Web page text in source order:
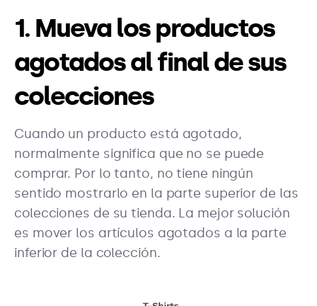
1. Mueva los productos
agotados al final de sus
colecciones
Cuando un producto está agotado,
normalmente significa que no se puede
comprar. Por lo tanto, no tiene ningún
sentido mostrarlo en la parte superior de las
colecciones de su tienda. La mejor solución
es mover los artículos agotados a la parte
inferior de la colección.